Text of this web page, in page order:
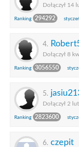
Dołączył 14
Ranking 294292
4.
Dołączył 8
Ranking 3056550
5.
Dołączył 2
Ranking 2823600
6. czepit